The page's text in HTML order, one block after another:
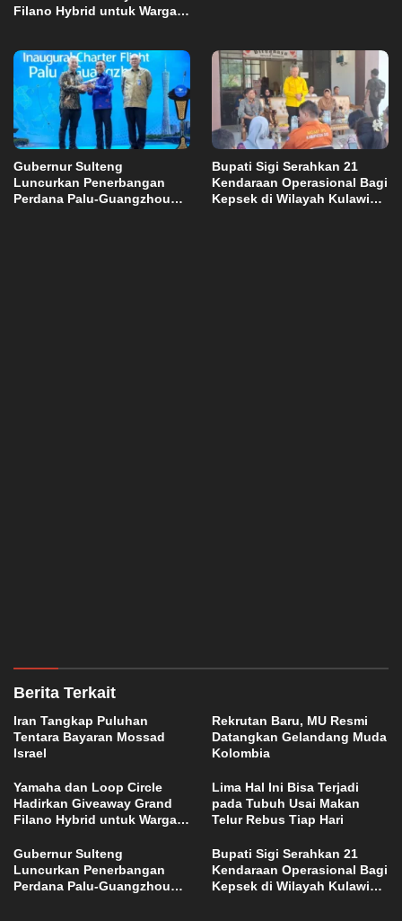
Filano Hybrid untuk Warga
Gubernur Sulteng
Luncurkan Penerbangan
Perdana Palu-Guangzhou
Bupati Sigi Serahkan 21
Kendaraan Operasional Bagi
Kepsek di Wilayah Kulawi
Berita Terkait
Iran Tangkap Puluhan
Tentara Bayaran Mossad
Israel
Rekrutan Baru, MU Resmi
Datangkan Gelandang Muda
Kolombia
Yamaha dan Loop Circle
Hadirkan Giveaway Grand
Filano Hybrid untuk Warga
Lima Hal Ini Bisa Terjadi
pada Tubuh Usai Makan
Telur Rebus Tiap Hari
Gubernur Sulteng
Luncurkan Penerbangan
Perdana Palu-Guangzhou
Bupati Sigi Serahkan 21
Kendaraan Operasional Bagi
Kepsek di Wilayah Kulawi